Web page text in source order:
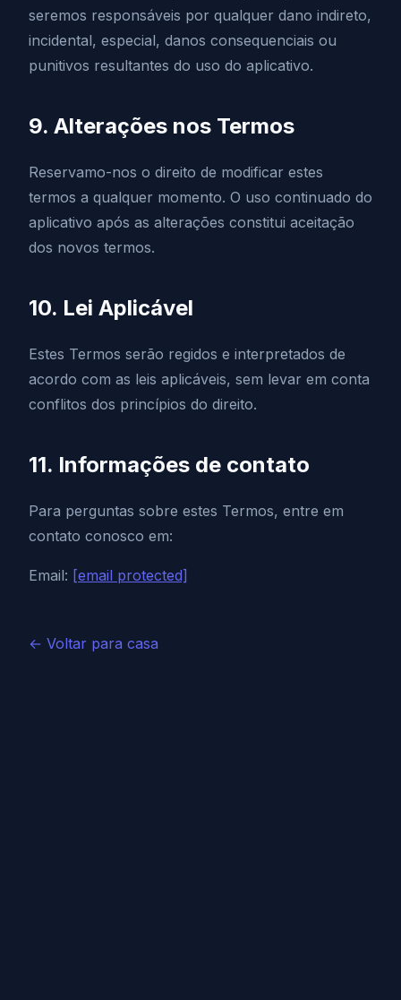
seremos responsáveis por qualquer dano indireto,
incidental, especial, danos consequenciais ou
punitivos resultantes do uso do aplicativo.
9. Alterações nos Termos
Reservamo-nos o direito de modificar estes
termos a qualquer momento. O uso continuado do
aplicativo após as alterações constitui aceitação
dos novos termos.
10. Lei Aplicável
Estes Termos serão regidos e interpretados de
acordo com as leis aplicáveis, sem levar em conta
conflitos dos princípios do direito.
11. Informações de contato
Para perguntas sobre estes Termos, entre em
contato conosco em:
Email: [email protected]
← Voltar para casa